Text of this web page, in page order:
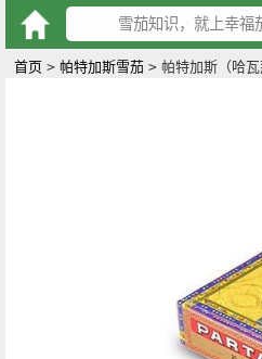
首页 > 帕特加斯雪茄 > 帕特加斯（哈